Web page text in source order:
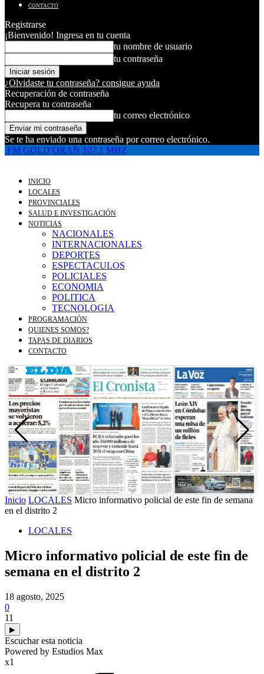
CONTACTO
Registrarse
¡Bienvenido! Ingresa en tu cuenta
tu nombre de usuario
tu contraseña
¿Olvidaste tu contraseña? consigue ayuda
Recuperación de contraseña
Recupera tu contraseña
tu correo electrónico
Se te ha enviado una contraseña por correo electrónico.
FM GOLD ORAN 107.1 MHZ
INICIO
LOCALES
PROVINCIALES
SALUD E INVESTIGACIÓN
NOTICIAS
NACIONALES
INTERNACIONALES
DEPORTES
ESPECTACULOS
POLICIALES
ECONOMIA
POLITICA
TECNOLOGIA
PROGRAMACIÓN
QUIENES SOMOS?
TAPAS DE DIARIOS
CONTACTO
Inicio LOCALES Micro informativo policial de este fin de semana
en el distrito 2
LOCALES
Micro informativo policial de este fin de
semana en el distrito 2
18 agosto, 2025
0
11
▶
Escuchar esta noticia
Powered by Estudios Max
x1